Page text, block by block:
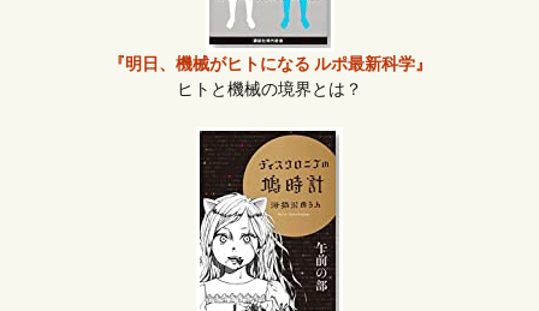
『明日、機械がヒトになる ルポ最新科学』
ヒトと機械の境界とは？